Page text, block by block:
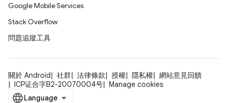
Google Mobile Services
Stack Overflow
問題追蹤工具
關於 Android 社群 法律條款 授權 隱私權
網站意見回饋
ICP证合字B2-20070004号
Manage cookies